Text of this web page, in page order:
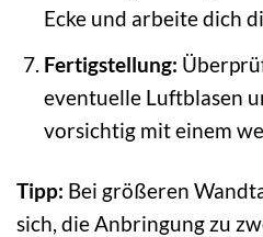
Ecke und arbeite dich
Fertigstellung:
eventuelle Luftblasen
vorsichtig mit einem
Tipp: Bei größeren
sich, die Anbringung zu